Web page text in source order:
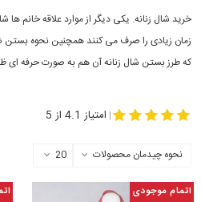
خرید شال زنانه. یکی دیگر از موارد علاقه خانم
زمان زیادی را صرف می کنند همچنین نحوه بستن
که طرز بستن شال زنانه آن هم به صورت حرفه ای
| امتیاز 4.1 از 5
نحوه چیدمان محصولات 20
اتمام موجودی